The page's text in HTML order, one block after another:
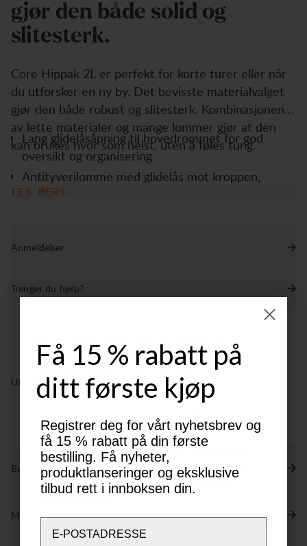
gjør den både solid og
slitesterk.
Core Hippak 2L er perfekt for korte turer eller når
du utforsker en ny by. Det bevisste materialvalget
gjør den både robust og slitesterk. Kombinasjonen
av lette materialer og mange lommer gjør at den
kan brukes hvor som helst, uten å føles tung.
Lang glidelåsåpning til hovedrommet for god
oversikt og organisering
Antityverilomme med glidelås mot kroppen,
perfekt for verdisaker
25 mm bånd med hoftevinger i hovedstoff for økt
LES MER
Anmeldelser
Trenger du hjelp?
Utmerket for
LIGHT & TECH
CLASSIC
Bærekraftsegenskaper
Materialer
Få 15 % rabatt på
ditt första köp
Registrera dig för vårt nyhetsbrev
och ta del av nyheter,
produktlanseringar och exklusiva
erbjudanden. Som ny prenumerant
får du 15 % rabatt på din första
beställning.
Email
Få 15 % rabatt på
ditt første kjøp
Registrer deg for vårt nyhetsbrev og
få 15 % rabatt på din første
bestilling. Få nyheter,
produktlanseringer og eksklusive
tilbud rett i innboksen din.